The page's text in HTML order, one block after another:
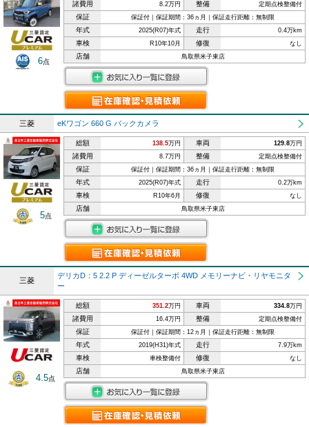
6点
諸費用 8.2万円 整備 定期点検整備付
保証 保証付｜保証期間：36ヵ月｜保証走行距離：無制限
年式 2025(R07)年式 走行 0.4万km
車検 R10年10月 修復 なし
店舗 鳥取県米子東店
三菱 eKワゴン 660 G バックカメラ
5点
総額 138.5万円 車両 129.8万円
諸費用 8.7万円 整備 定期点検整備付
保証 保証付｜保証期間：36ヵ月｜保証走行距離：無制限
年式 2025(R07)年式 走行 0.2万km
車検 R10年6月 修復 なし
店舗 鳥取県米子東店
三菱
デリカD：5 2.2 P ディーゼルターボ 4WD メモリーナビ・リヤモニタ
ー
4.5点
総額 351.2万円 車両 334.8万円
諸費用 16.4万円 整備 定期点検整備付
保証 保証付｜保証期間：12ヵ月｜保証走行距離：無制限
年式 2019(H31)年式 走行 7.9万km
車検 車検整備付 修復 なし
店舗 鳥取県米子東店